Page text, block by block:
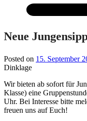
Neue
Posted on 15. September
Dinklage
Wir bieten ab sofort für
Klasse) eine
Uhr. Bei Interesse bitte
freuen uns auf Euch!